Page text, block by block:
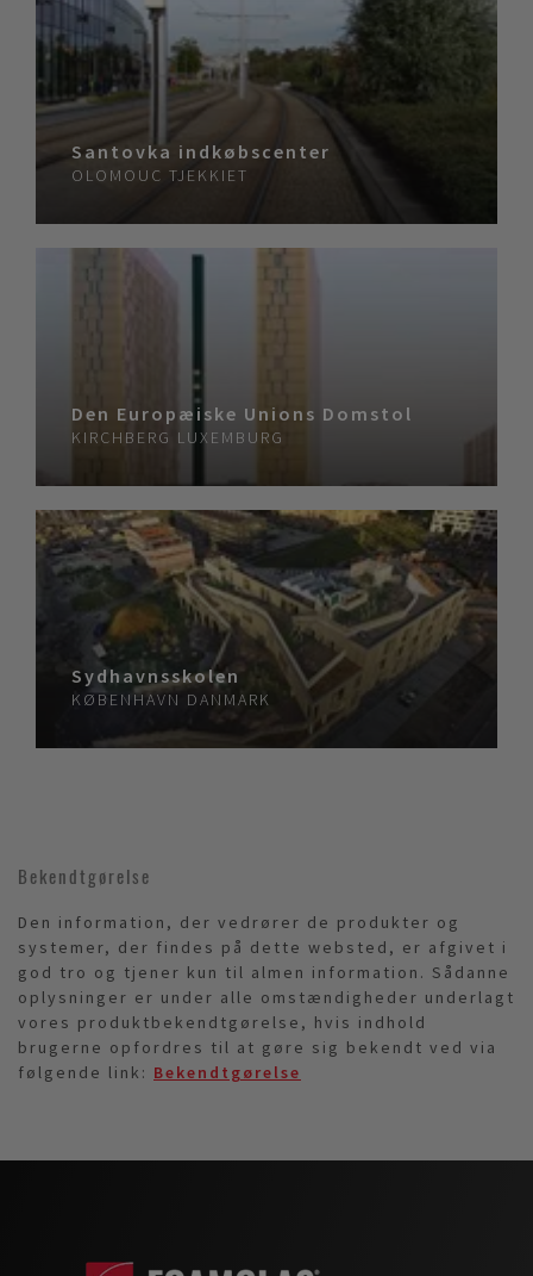
Santovka indkøbscenter
OLOMOUC TJEKKIET
Den Europæiske Unions Domstol
KIRCHBERG LUXEMBURG
Sydhavnsskolen
KØBENHAVN DANMARK
Bekendtgørelse
Den information, der vedrører de produkter og
systemer, der findes på dette websted, er afgivet i
god tro og tjener kun til almen information. Sådanne
oplysninger er under alle omstændigheder underlagt
vores produktbekendtgørelse, hvis indhold
brugerne opfordres til at gøre sig bekendt ved via
følgende link: Bekendtgørelse